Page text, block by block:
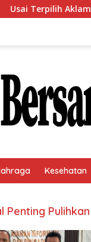
Terpilih Aklamasi,
Kesehatan